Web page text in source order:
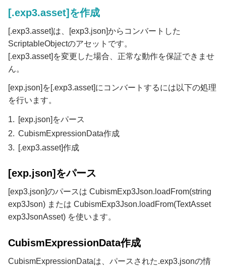
[.exp3.asset]を作成
[.exp3.asset]は、[exp3.json]からコンバートした
ScriptableObjectのアセットです。
[.exp3.asset]を変更した場合、正常な動作を保証できませ
ん。
[exp.json]を[.exp3.asset]にコンバートするには以下の処理
を行います。
[exp.json]をパース
CubismExpressionData作成
[.exp3.asset]作成
[exp.json]をパース
[exp3.json]のパースは CubismExp3Json.loadFrom(string
exp3Json) または CubismExp3Json.loadFrom(TextAsset
exp3JsonAsset) を使います。
CubismExpressionData作成
CubismExpressionDataは、パースされた.exp3.jsonの情